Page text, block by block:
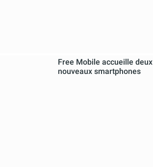
Free Mobile accueille deux
nouveaux smartphones